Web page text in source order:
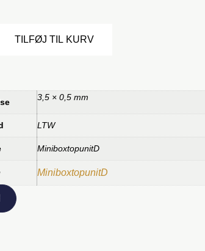
TILFØJ TIL KURV
3,5 × 0,5 mm
LTW
MiniboxtopunitD
MiniboxtopunitD